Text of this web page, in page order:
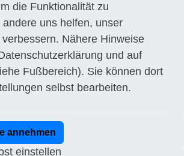
Öffentliche Ausschreibung, VOB/A Vergabenummer
Vergabeverfahren und zur Ver- und
zur Verfügung gestellt. Es werden
elektronischer Signatur mit qualifizierter
die Funktionalität zu
uns helfen, unser
Nähere Hinweise
und auf
Fußbereich). Sie können dort
selbst bearbeiten.
annehmen
einstellen